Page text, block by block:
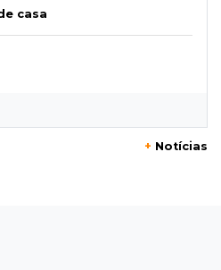
casa
homem que atropelou
+ Notícias